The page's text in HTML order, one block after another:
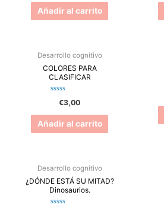
5
Añadir al carrito
Desarrollo cognitivo
COLORES PARA
CLASIFICAR
Valorado
5
€3,00
Añadir al carrito
Desarrollo cognitivo
¿DÓNDE ESTÁ SU MITAD?
Dinosaurios.